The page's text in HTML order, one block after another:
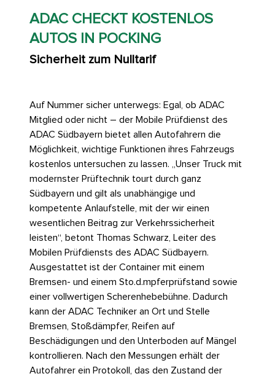
ADAC CHECKT KOSTENLOS
AUTOS IN POCKING
Sicherheit zum Nulltarif
Auf Nummer sicher unterwegs: Egal, ob ADAC
Mitglied oder nicht – der Mobile Prüfdienst des
ADAC Südbayern bietet allen Autofahrern die
Möglichkeit, wichtige Funktionen ihres Fahrzeugs
kostenlos untersuchen zu lassen. „Unser Truck mit
modernster Prüftechnik tourt durch ganz
Südbayern und gilt als unabhängige und
kompetente Anlaufstelle, mit der wir einen
wesentlichen Beitrag zur Verkehrssicherheit
leisten“, betont Thomas Schwarz, Leiter des
Mobilen Prüfdiensts des ADAC Südbayern.
Ausgestattet ist der Container mit einem
Bremsen- und einem Sto.d.mpferprüfstand sowie
einer vollwertigen Scherenhebebühne. Dadurch
kann der ADAC Techniker an Ort und Stelle
Bremsen, Stoßdämpfer, Reifen auf
Beschädigungen und den Unterboden auf Mängel
kontrollieren. Nach den Messungen erhält der
Autofahrer ein Protokoll, das den Zustand der